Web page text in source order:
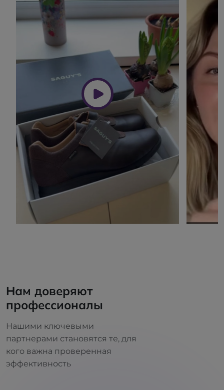
Нам доверяют
профессионалы
Нашими ключевыми
партнерами становятся те, для
кого важна проверенная
эффективность